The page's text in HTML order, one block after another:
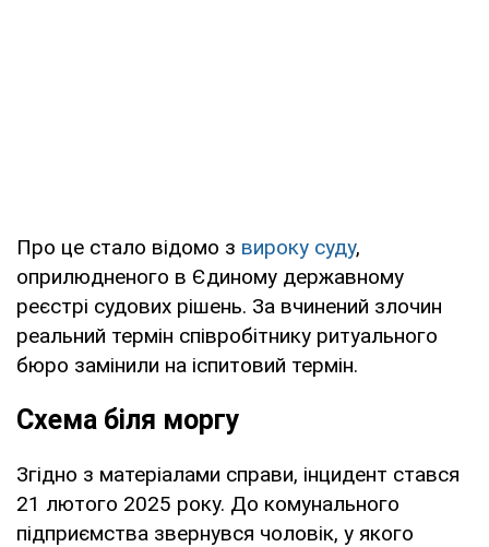
Про це стало відомо з вироку суду,
оприлюдненого в Єдиному державному
реєстрі судових рішень. За вчинений злочин
реальний термін співробітнику ритуального
бюро замінили на іспитовий термін.
Схема біля моргу
Згідно з матеріалами справи, інцидент стався
21 лютого 2025 року. До комунального
підприємства звернувся чоловік, у якого